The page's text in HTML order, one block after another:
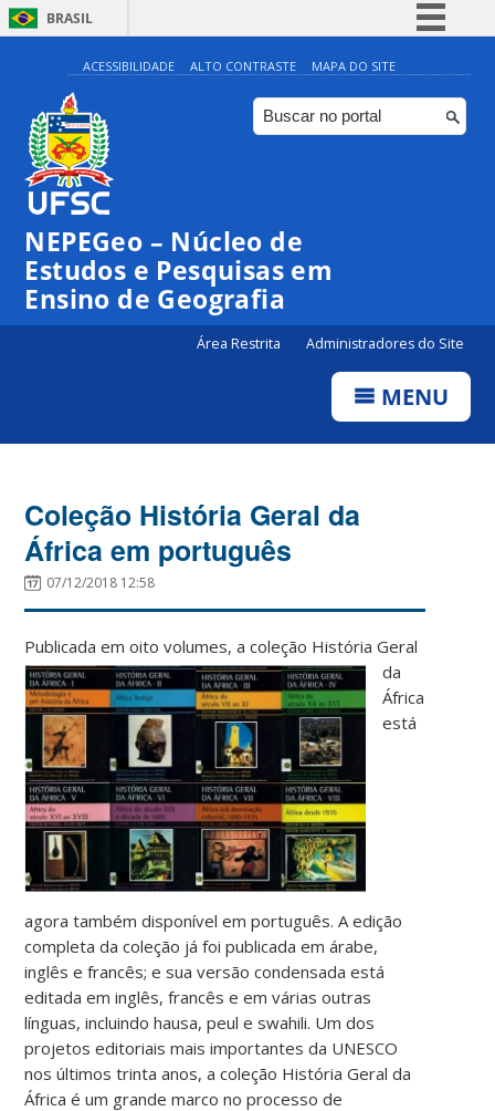
BRASIL
Simplifique!
Comunica BR
Participe
ACESSIBILIDADE ALTO CONTRASTE MAPA DO SITE
NEPEGeo – Núcleo de
Estudos e Pesquisas em
Ensino de Geografia
Área Restrita Administradores do Site
MENU
Coleção História Geral da
África em português
07/12/2018 12:58
Publicada em oito volumes, a coleção História Geral
da
África
está
agora também disponível em português. A edição
completa da coleção já foi publicada em árabe,
inglês e francês; e sua versão condensada está
editada em inglês, francês e em várias outras
línguas, incluindo hausa, peul e swahili. Um dos
projetos editoriais mais importantes da UNESCO
nos últimos trinta anos, a coleção História Geral da
África é um grande marco no processo de